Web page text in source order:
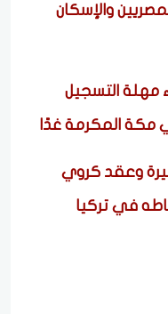
والإسكان
مهلة التسجيل
بـ 400 مليون ليرة وعقد كروي
في تركيا